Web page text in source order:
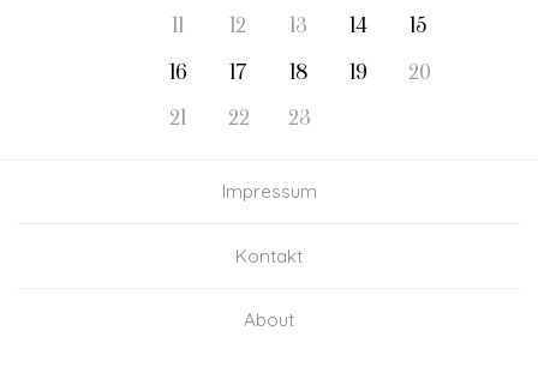
11
12 13 14
15
16
17 18 19
20
21
22 23
Impressum
Kontakt
About